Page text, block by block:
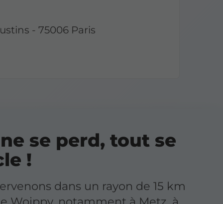
- 75006 Paris
se perd, tout se
!
dans un rayon de 15 km